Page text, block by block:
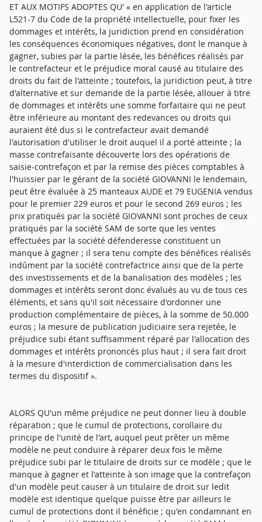
ET AUX MOTIFS ADOPTES QU' « en application de l'article
L521-7 du Code de la propriété intellectuelle, pour fixer les
dommages et intérêts, la juridiction prend en considération
les conséquences économiques négatives, dont le manque à
gagner, subies par la partie lésée, les bénéfices réalisés par
le contrefacteur et le préjudice moral causé au titulaire des
droits du fait de l'atteinte ; toutefois, la juridiction peut, à titre
d'alternative et sur demande de la partie lésée, allouer à titre
de dommages et intérêts une somme forfaitaire qui ne peut
être inférieure au montant des redevances ou droits qui
auraient été dus si le contrefacteur avait demandé
l'autorisation d'utiliser le droit auquel il a porté atteinte ; la
masse contrefaisante découverte lors des opérations de
saisie-contrefaçon et par la remise des pièces comptables à
l'huissier par le gérant de la société GIOVANNI le lendemain,
peut être évaluée à 25 manteaux AUDE et 79 EUGENIA vendus
pour le premier 229 euros et pour le second 269 euros ; les
prix pratiqués par la société GIOVANNI sont proches de ceux
pratiqués par la société SAM de sorte que les ventes
effectuées par la société défenderesse constituent un
manque à gagner ; il sera tenu compte des bénéfices réalisés
indûment par la société contrefactrice ainsi que de la perte
des investissements et de la banalisation des modèles ; les
dommages et intérêts seront donc évalués au vu de tous ces
éléments, et sans qu'il soit nécessaire d'ordonner une
production complémentaire de pièces, à la somme de 50.000
euros ; la mesure de publication judiciaire sera rejetée, le
préjudice subi étant suffisamment réparé par l'allocation des
dommages et intérêts prononcés plus haut ; il sera fait droit
à la mesure d'interdiction de commercialisation dans les
termes du dispositif ».
ALORS QU'un même préjudice ne peut donner lieu à double
réparation ; que le cumul de protections, corollaire du
principe de l'unité de l'art, auquel peut prêter un même
modèle ne peut conduire à réparer deux fois le même
préjudice subi par le titulaire de droits sur ce modèle ; que le
manque à gagner et l'atteinte à son image que la contrefaçon
d'un modèle peut causer à un titulaire de droit sur ledit
modèle est identique quelque puisse être par ailleurs le
cumul de protections dont il bénéficie ; qu'en condamnant en